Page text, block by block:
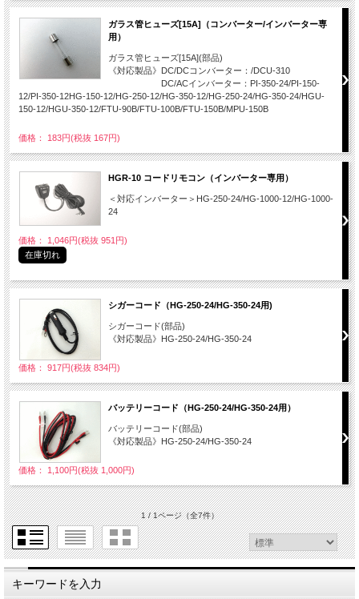
ガラス管ヒューズ[15A]（コンバーター/インバーター専
用）
ガラス管ヒューズ[15A](部品)
《対応製品》DC/DCコンバーター：/DCU-310
DC/ACインバーター：PI-350-24/PI-150-
12/PI-350-12HG-150-12/HG-250-12/HG-350-12/HG-250-24/HG-350-24/HGU-
150-12/HGU-350-12/FTU-90B/FTU-100B/FTU-150B/MPU-150B
価格： 183円(税抜 167円)
HGR-10 コードリモコン（インバーター専用）
＜対応インバーター＞HG-250-24/HG-1000-12/HG-1000-
24
価格： 1,046円(税抜 951円)
在庫切れ
シガーコード（HG-250-24/HG-350-24用)
シガーコード(部品)
《対応製品》HG-250-24/HG-350-24
価格： 917円(税抜 834円)
バッテリーコード（HG-250-24/HG-350-24用）
バッテリーコード(部品)
《対応製品》HG-250-24/HG-350-24
価格： 1,100円(税抜 1,000円)
1 / 1ページ（全7件）
キーワードを入力